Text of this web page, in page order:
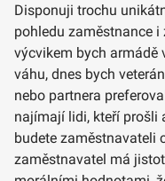
Disponuji trochu
pohledu zaměstnance
výcvikem bych armádě
váhu, dnes bych
nebo partnera
najímají lidi, kteří prošli
budete zaměstnavateli
zaměstnavatel má